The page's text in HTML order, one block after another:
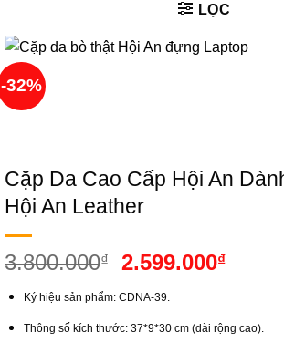
LỌC
-32%
Cặp Da Cao Cấp Hội An
Hội An Leather
3.800.000₫
Giá
là:
3.800.000₫.
2.599.000₫Giá
là:
Ký hiệu sản phẩm: CDNA-39.
Thông số kích thước: 37*9*30 cm (dài rộng cao).